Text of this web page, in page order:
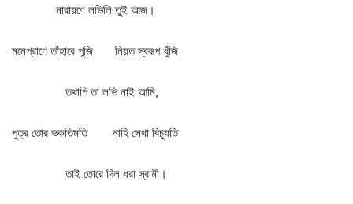
নারায়ণে লভিলি তুই আজ।
মনেপ্রাণে তাঁহারে পূজি নিয়ত স্বরূপ খুঁজি
তথাপি ত’ লভি নাই আমি,
পুত্র তোর ভকতিমতি নাহি সেথা বিচ্যুতি
তাই তোরে দিল ধরা স্বামী।